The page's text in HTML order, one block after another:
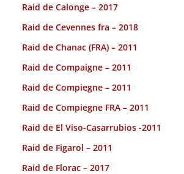
Raid de Calonge – 2017
Raid de Cevennes fra – 2018
Raid de Chanac (FRA) – 2011
Raid de Compaigne – 2011
Raid de Compiegne – 2011
Raid de Compiegne FRA – 2011
Raid de El Viso-Casarrubios -2011
Raid de Figarol – 2011
Raid de Florac – 2017